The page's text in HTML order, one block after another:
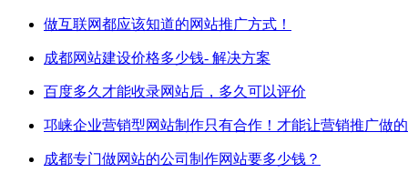
做互联网都应该知道的网站推广方式！
成都网站建设价格多少钱- 解决方案
百度多久才能收录网站后，多久可以评价
邛崃企业营销型网站制作只有合作！才能让营销推广做
成都专门做网站的公司制作网站要多少钱？